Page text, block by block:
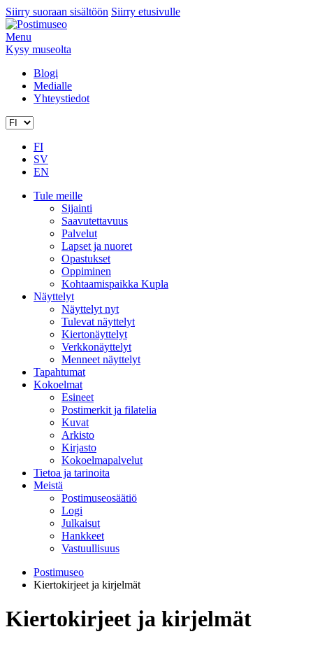
Siirry suoraan sisältöön Siirry etusivulle
Menu
Kysy museolta
Blogi
Medialle
Yhteystiedot
FI
SV
EN
Tule meille
Sijainti
Saavutettavuus
Palvelut
Lapset ja nuoret
Opastukset
Oppiminen
Kohtaamispaikka Kupla
Näyttelyt
Näyttelyt nyt
Tulevat näyttelyt
Kiertonäyttelyt
Verkkonäyttelyt
Menneet näyttelyt
Tapahtumat
Kokoelmat
Esineet
Postimerkit ja filatelia
Kuvat
Arkisto
Kirjasto
Kokoelmapalvelut
Tietoa ja tarinoita
Meistä
Postimuseosäätiö
Logi
Julkaisut
Hankkeet
Vastuullisuus
Postimuseo
Kiertokirjeet ja kirjelmät
Kiertokirjeet ja kirjelmät